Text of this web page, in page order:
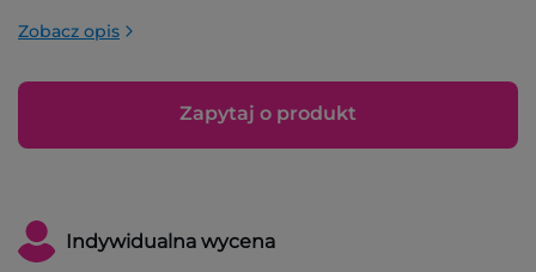
Zobacz opis
Zapytaj o produkt
Indywidualna wycena